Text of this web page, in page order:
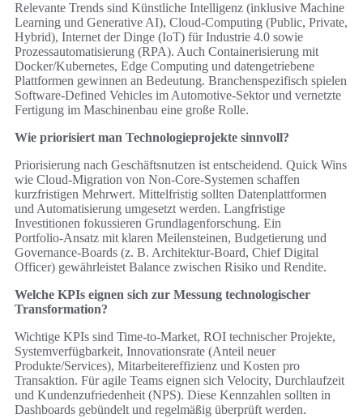
Relevante Trends sind Künstliche Intelligenz (inklusive Machine
Learning und Generative AI), Cloud‑Computing (Public, Private,
Hybrid), Internet der Dinge (IoT) für Industrie 4.0 sowie
Prozessautomatisierung (RPA). Auch Containerisierung mit
Docker/Kubernetes, Edge Computing und datengetriebene
Plattformen gewinnen an Bedeutung. Branchenspezifisch spielen
Software‑Defined Vehicles im Automotive‑Sektor und vernetzte
Fertigung im Maschinenbau eine große Rolle.
Wie priorisiert man Technologieprojekte sinnvoll?
Priorisierung nach Geschäftsnutzen ist entscheidend. Quick Wins
wie Cloud‑Migration von Non‑Core‑Systemen schaffen
kurzfristigen Mehrwert. Mittelfristig sollten Datenplattformen
und Automatisierung umgesetzt werden. Langfristige
Investitionen fokussieren Grundlagenforschung. Ein
Portfolio‑Ansatz mit klaren Meilensteinen, Budgetierung und
Governance‑Boards (z. B. Architektur‑Board, Chief Digital
Officer) gewährleistet Balance zwischen Risiko und Rendite.
Welche KPIs eignen sich zur Messung technologischer
Transformation?
Wichtige KPIs sind Time‑to‑Market, ROI technischer Projekte,
Systemverfügbarkeit, Innovationsrate (Anteil neuer
Produkte/Services), Mitarbeitereffizienz und Kosten pro
Transaktion. Für agile Teams eignen sich Velocity, Durchlaufzeit
und Kundenzufriedenheit (NPS). Diese Kennzahlen sollten in
Dashboards gebündelt und regelmäßig überprüft werden.